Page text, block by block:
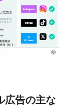
広告の主な